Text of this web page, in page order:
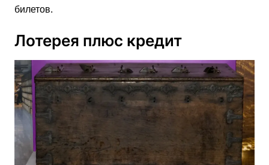
билетов.
Лотерея плюс кредит